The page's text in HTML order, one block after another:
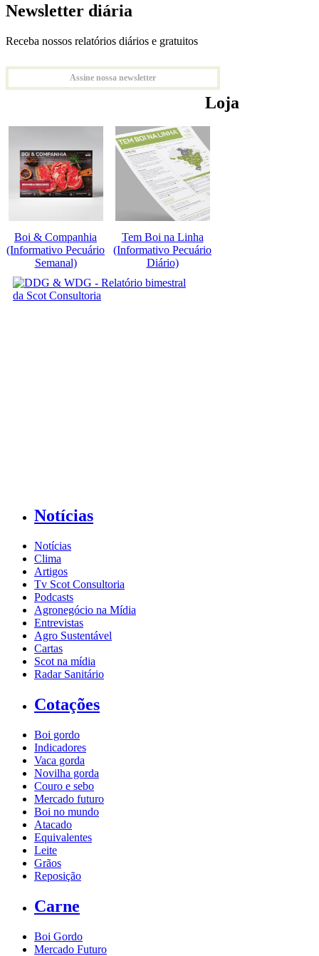
Newsletter diária
Receba nossos relatórios diários e gratuitos
Assine nossa newsletter
Loja
Boi & Companhia
(Informativo Pecuário
Semanal)
Tem Boi na Linha
(Informativo Pecuário
Diário)
Notícias
Notícias
Clima
Artigos
Tv Scot Consultoria
Podcasts
Agronegócio na Mídia
Entrevistas
Agro Sustentável
Cartas
Scot na mídia
Radar Sanitário
Cotações
Boi gordo
Indicadores
Vaca gorda
Novilha gorda
Couro e sebo
Mercado futuro
Boi no mundo
Atacado
Equivalentes
Leite
Grãos
Reposição
Carne
Boi Gordo
Mercado Futuro